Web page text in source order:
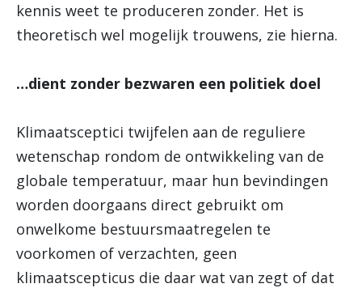
kennis weet te produceren zonder. Het is
theoretisch wel mogelijk trouwens, zie hierna.
…dient zonder bezwaren een politiek doel
Klimaatsceptici twijfelen aan de reguliere
wetenschap rondom de ontwikkeling van de
globale temperatuur, maar hun bevindingen
worden doorgaans direct gebruikt om
onwelkome bestuursmaatregelen te
voorkomen of verzachten, geen
klimaatscepticus die daar wat van zegt of dat